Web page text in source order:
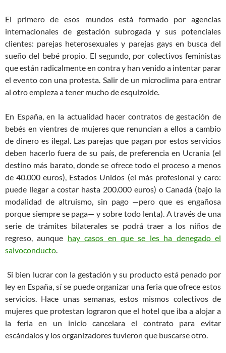
El primero de esos mundos está formado por agencias
internacionales de gestación subrogada y sus potenciales
clientes: parejas heterosexuales y parejas gays en busca del
sueño del bebé propio. El segundo, por colectivos feministas
que están radicalmente en contra y han venido a intentar parar
el evento con una protesta. Salir de un microclima para entrar
al otro empieza a tener mucho de esquizoide.
En España, en la actualidad hacer contratos de gestación de
bebés en vientres de mujeres que renuncian a ellos a cambio
de dinero es ilegal. Las parejas que pagan por estos servicios
deben hacerlo fuera de su país, de preferencia en Ucrania (el
destino más barato, donde se ofrece todo el proceso a menos
de 40.000 euros), Estados Unidos (el más profesional y caro:
puede llegar a costar hasta 200.000 euros) o Canadá (bajo la
modalidad de altruismo, sin pago —pero que es engañosa
porque siempre se paga— y sobre todo lenta). A través de una
serie de trámites bilaterales se podrá traer a los niños de
regreso, aunque hay casos en que se les ha denegado el
salvoconducto.
Si bien lucrar con la gestación y su producto está penado por
ley en España, sí se puede organizar una feria que ofrece estos
servicios. Hace unas semanas, estos mismos colectivos de
mujeres que protestan lograron que el hotel que iba a alojar a
la feria en un inicio cancelara el contrato para evitar
escándalos y los organizadores tuvieron que buscarse otro.